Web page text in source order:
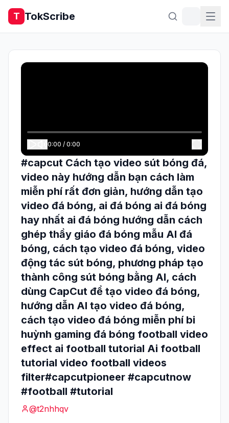
T TokScribe
0:00 / 0:00
#capcut Cách tạo video sút bóng đá,
video này hướng dẫn bạn cách làm
miễn phí rất đơn giản, hướng dẫn tạo
video đá bóng, ai đá bóng ai đá bóng
hay nhất ai đá bóng hướng dẫn cách
ghép thầy giáo đá bóng mẫu AI đá
bóng, cách tạo video đá bóng, video
động tác sút bóng, phương pháp tạo
thành công sút bóng bằng AI, cách
dùng CapCut để tạo video đá bóng,
hướng dẫn AI tạo video đá bóng,
cách tạo video đá bóng miễn phí bi
huỳnh gaming đá bóng football video
effect ai football tutorial Ai football
tutorial video football videos
filter#capcutpioneer #capcutnow
#football #tutorial
@t2nhhqv